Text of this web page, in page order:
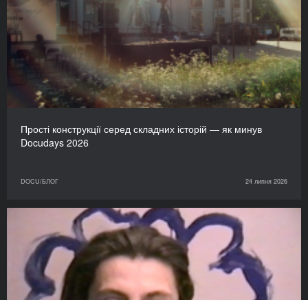
Прості конструкції серед складних історій — як минув
Docudays 2026
DOCU/БЛОГ 24 липня 2026